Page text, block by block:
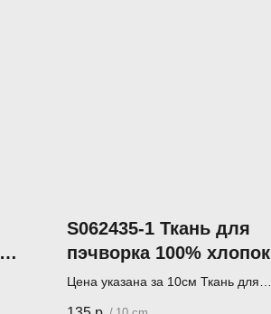
S062435-1 Ткань для
пэчворка 100% хлопок
110 см
Цена указана за 10см Ткань для